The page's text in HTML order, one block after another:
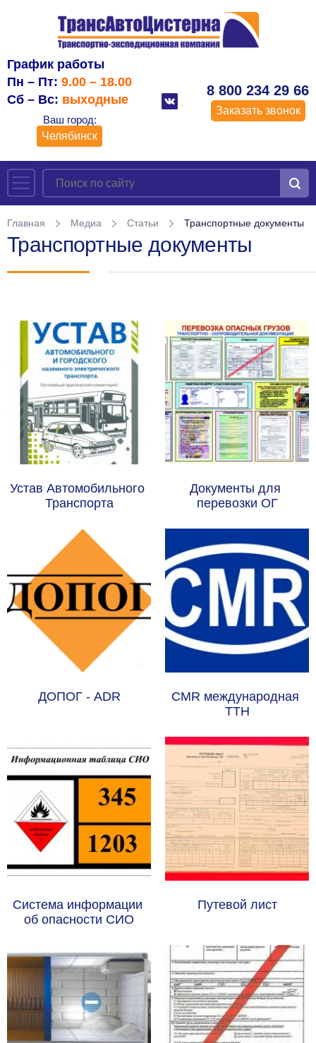
График работы
Пн – Пт: 9.00 – 18.00
Сб – Вс: выходные
Ваш город:
Челябинск
8 800 234 29 66
Заказать звонок
Главная Медиа Статьи Транспортные документы
Транспортные документы
Устав Автомобильного
Транспорта
Документы для
перевозки ОГ
ДОПОГ - ADR
CMR международная
ТТН
Система информации
об опасности СИО
Путевой лист